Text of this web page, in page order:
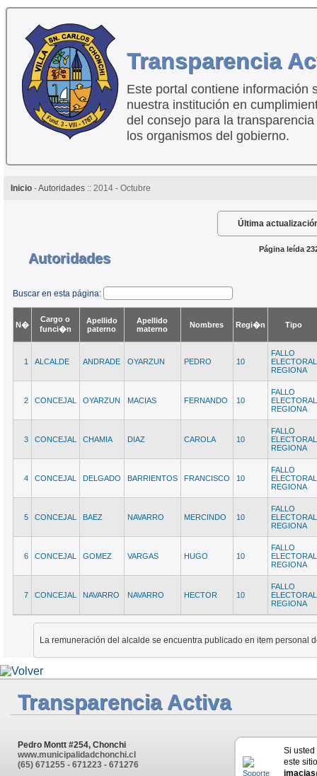
Transparencia
Este portal contiene información
nuestra institución en
del consejo para la
los organismos del gobierno.
Inicio-Autoridades:: 2014 - Octubre
Última
Página leída
Autoridades
Buscar en esta página:
N�
Cargo o
funci�n
Apellido
paterno
Apellido
materno
Nombres Regi�n Tipo
1 ALCALDE ANDRADE OYARZUN PEDRO 10
FALLO
ELECTORAL
REGIONA
2 CONCEJAL OYARZUN MACIAS FERNANDO 10
FALLO
ELECTORAL
REGIONA
3 CONCEJAL CHAMIA DIAZ CAROLA 10
FALLO
ELECTORAL
REGIONA
4 CONCEJAL DELGADO BARRIENTOS FRANCISCO 10
FALLO
ELECTORAL
REGIONA
5 CONCEJAL BAEZ NAVARRO MERCINDO 10
FALLO
ELECTORAL
REGIONA
6 CONCEJAL GOMEZ VARGAS HUGO 10
FALLO
ELECTORAL
REGIONA
7 CONCEJAL NAVARRO NAVARRO HECTOR 10
FALLO
ELECTORAL
REGIONA
La remuneración del alcalde se encuentra publicado en item personal
Transparencia Activa
Pedro Montt #254, Chonchi
www.municipalidadchonchi.cl
(65) 671255 - 671223 - 671276
Si
este